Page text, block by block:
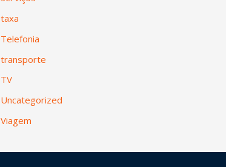
taxa
Telefonia
transporte
TV
Uncategorized
Viagem